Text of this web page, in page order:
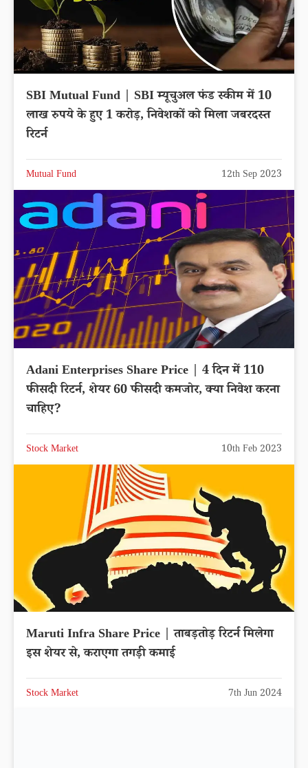
SBI Mutual Fund | SBI म्यूचुअल फंड स्कीम में 10
लाख रुपये के हुए 1 करोड़, निवेशकों को मिला जबरदस्त
रिटर्न
Mutual Fund 12th Sep 2023
Adani Enterprises Share Price | 4 दिन में 110
फीसदी रिटर्न, शेयर 60 फीसदी कमजोर, क्या निवेश करना
चाहिए?
Stock Market 10th Feb 2023
Maruti Infra Share Price | ताबड़तोड़ रिटर्न मिलेगा
इस शेयर से, कराएगा तगड़ी कमाई
Stock Market 7th Jun 2024